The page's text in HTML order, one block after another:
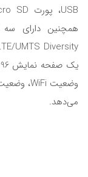
می‌دهد.